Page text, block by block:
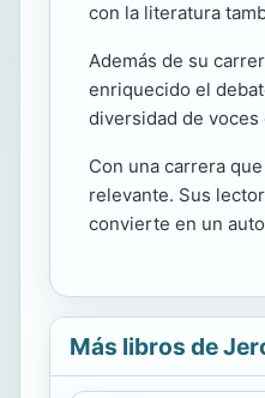
con la literatura
Además de su
enriquecido el
diversidad de voces
Con una carrera
relevante. Sus
convierte en un
Más libros de